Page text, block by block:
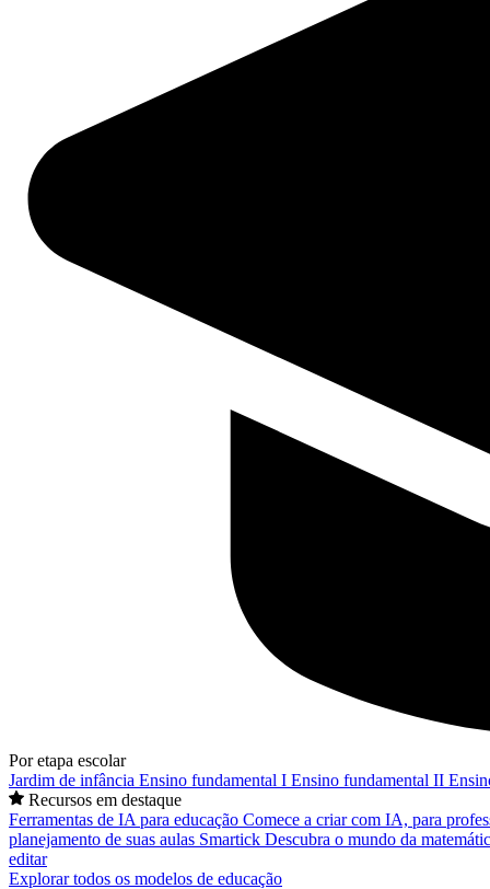
Por etapa escolar
Jardim de infância Ensino fundamental I Ensino fundamental II
Recursos em destaque
Ferramentas de IA para educação Comece a criar com IA, para
planejamento de suas aulas Smartick Descubra o mundo da
editar
Explorar todos os modelos de educação